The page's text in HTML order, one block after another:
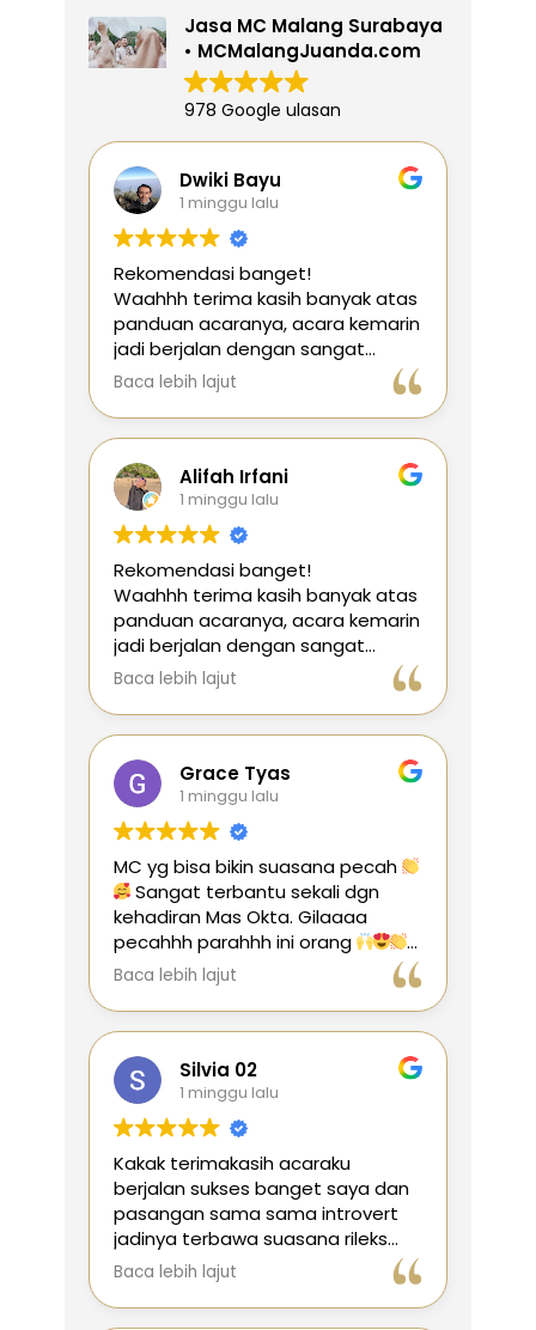
Jasa MC Malang Surabaya
• MCMalangJuanda.com
978 Google ulasan
Dwiki Bayu
1 minggu lalu
Rekomendasi banget!
Waahhh terima kasih banyak atas
panduan acaranya, acara kemarin
jadi berjalan dengan sangat
lancar dan berkesan sekalii,
semua tamu undangan terbawa
suasana
berkat dipandu oleh
selalu nggih
Baca lebih lajut
Alifah Irfani
1 minggu lalu
Rekomendasi banget!
Waahhh terima kasih banyak atas
panduan acaranya, acara kemarin
jadi berjalan dengan sangat
lancar dan berkesan sekalii,
semua tamu undangan terbawa
suasana
berkat dipandu oleh
selalu nggih
Baca lebih lajut
Grace Tyas
1 minggu lalu
MC yg bisa bikin suasana pecah
Sangat terbantu sekali dgn
kehadiran Mas Okta. Gilaaaa
pecahhh parahhh ini orang
Sukses selalu dimanapun berada.
Next event pasti berjumpa lagi
Baca lebih lajut
Silvia 02
1 minggu lalu
Kakak terimakasih acaraku
berjalan sukses banget saya dan
pasangan sama sama introvert
jadinya terbawa suasana rileks
bahagia semoga nanti di acara
nikah kakak bisa jadi mcku lagi
yaaaa
Baca lebih lajut